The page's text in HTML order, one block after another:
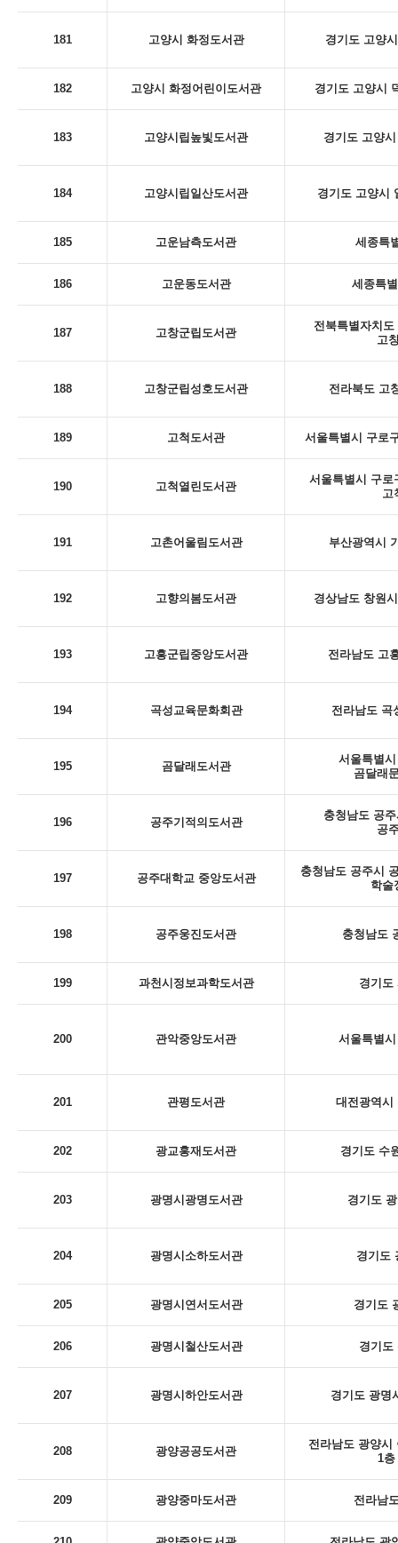
181 고양시 화정도서관 경기도 고양
182 고양시 화정어린이도서관 경기도 고양시
183 고양시립높빛도서관 경기도 고양
184 고양시립일산도서관 경기도 고양시
185 고운남측도서관 세종특
186 고운동도서관 세종특
187 고창군립도서관
전북특별자치
고
188 고창군립성호도서관 전라북도 고
189 고척도서관 서울특별시 구로
190 고척열린도서관
서울특별시 구로
고
191 고촌어울림도서관 부산광역시
192 고향의봄도서관 경상남도 창원
193 고흥군립중앙도서관 전라남도 고
194 곡성교육문화회관 전라남도 곡
195 곰달래도서관
서울특별
곰달래
196 공주기적의도서관
충청남도 공
공
197 공주대학교 중앙도서관
충청남도 공주시
학술
198 공주웅진도서관 충청남도
199 과천시정보과학도서관 경기도
200 관악중앙도서관 서울특별
201 관평도서관 대전광역시
202 광교홍재도서관 경기도 수
203 광명시광명도서관 경기도
204 광명시소하도서관 경기도
205 광명시연서도서관 경기도
206 광명시철산도서관 경기도
207 광명시하안도서관 경기도 광명
208 광양공공도서관
전라남도 광양시
1층
209 광양중마도서관 전라남